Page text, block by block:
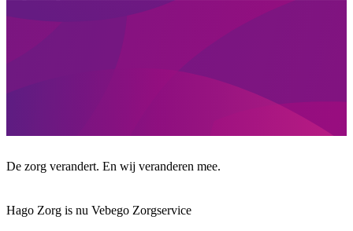
De zorg verandert. En wij veranderen mee.
Hago Zorg is nu Vebego Zorgservice